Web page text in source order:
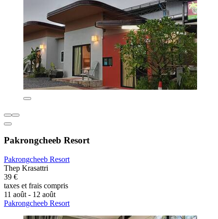
Pakrongcheeb Resort
Pakrongcheeb Resort
Thep Krasattri
39 €
taxes et frais compris
11 août - 12 août
Pakrongcheeb Resort